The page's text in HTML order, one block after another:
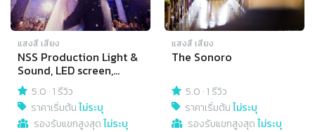
แสงสี เสียง
NSS Production Light &
Sound, LED screen,
Video recording -
editing all video
formats, live streaming.
5.0 ·1 รีวิว
ราคาเริ่มต้นไม่ระบุ
รองรับแขกสูงสุดไม่ระบุ
แสงสี เสียง
The Sonoro
5.0 ·1 รีวิว
ราคาเริ่มต้นไม่ระบุ
รองรับแขกสูงสุดไม่ระบุ